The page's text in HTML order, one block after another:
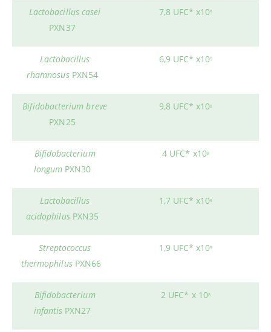
Lactobacillus casei
PXN37
7,8 UFC* x109
Lactobacillus
rhamnosusPXN54
6,9 UFC* x109
Bifidobacterium breve
PXN25
9,8 UFC* x108
Bifidobacterium
longum PXN30
4 UFC* x108
Lactobacillus
acidophilusPXN35
1,7 UFC* x109
Streptococcus
thermophilusPXN66
1,9 UFC* x109
Bifidobacterium
infantis PXN27
2 UFC* x 108